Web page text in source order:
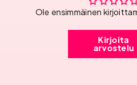
Ole ensimmäinen
Kirjoita
arvostelu